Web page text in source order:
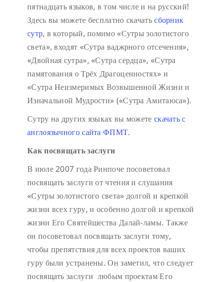
пятнадцать языков, в том числе и на русский!
Здесь вы можете бесплатно скачатьсборник
сутр, в который, помимо «Сутры золотистого
света», входят «Сутра ваджрного отсечения»,
«Двойная сутра», «Сутра сердца», «Сутра
памятования о Трёх Драгоценностях» и
«Сутра Неизмеримых Возвышенной Жизни и
Изначальной Мудрости» («Сутра Амитаюса»).
Сутру на других языках вы можете скачать с
англоязычного сайта ФПМТ.
Как посвящать заслуги
В июле 2007 года Ринпоче посоветовал
посвящать заслуги от чтения и слушания
«Сутры золотистого света» долгой и крепкой
жизни всех гуру, и особенно долгой и крепкой
жизни Его Святейшества Далай-ламы. Также
он посоветовал посвящать заслуги тому,
чтобы препятствия для всех проектов ваших
гуру были устранены. Он заметил, что следует
посвящать заслуги любым проектам Его